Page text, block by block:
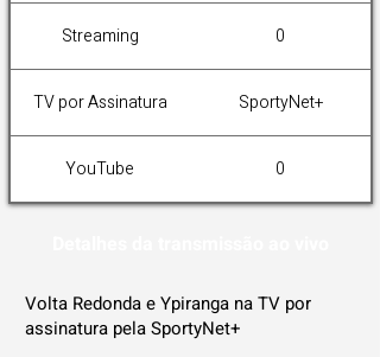
Streaming 0
TV por Assinatura SportyNet+
YouTube 0
Volta Redonda e Ypiranga na TV por
assinatura pela SportyNet+